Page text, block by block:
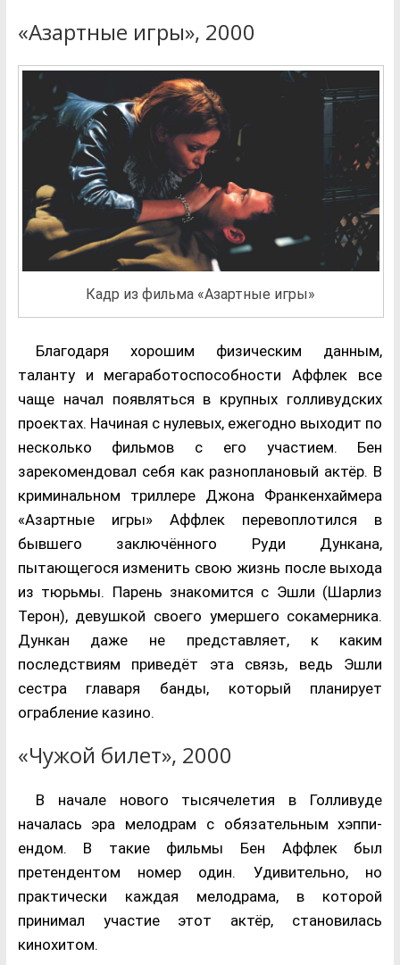
«Азартные игры», 2000
Кадр из фильма «Азартные игры»
Благодаря хорошим физическим данным,
таланту и мегаработоспособности Аффлек все
чаще начал появляться в крупных голливудских
проектах. Начиная с нулевых, ежегодно выходит по
несколько фильмов с его участием. Бен
зарекомендовал себя как разноплановый актёр. В
криминальном триллере Джона Франкенхаймера
«Азартные игры» Аффлек перевоплотился в
бывшего заключённого Руди Дункана,
пытающегося изменить свою жизнь после выхода
из тюрьмы. Парень знакомится с Эшли (Шарлиз
Терон), девушкой своего умершего сокамерника.
Дункан даже не представляет, к каким
последствиям приведёт эта связь, ведь Эшли
сестра главаря банды, который планирует
ограбление казино.
«Чужой билет», 2000
В начале нового тысячелетия в Голливуде
началась эра мелодрам с обязательным хэппи-
ендом. В такие фильмы Бен Аффлек был
претендентом номер один. Удивительно, но
практически каждая мелодрама, в которой
принимал участие этот актёр, становилась
кинохитом.